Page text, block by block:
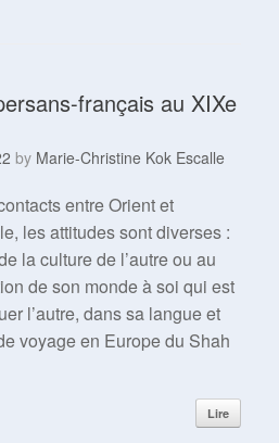
français au XIXe
by Marie-Christine Kok Escalle
entre Orient et
les attitudes sont diverses :
la culture de l’autre ou au
de son monde à soi qui est
l’autre, dans sa langue et
voyage en Europe du Shah
Lire